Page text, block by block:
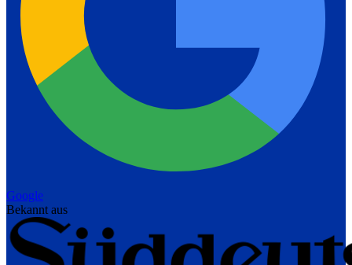
Google
Bekannt aus